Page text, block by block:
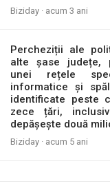
Biziday · acum 3 ani
Percheziții ale
alte șase județe,
unei rețele
informatice și
identificate peste
zece țări,
depășește două
Biziday · acum 5 ani